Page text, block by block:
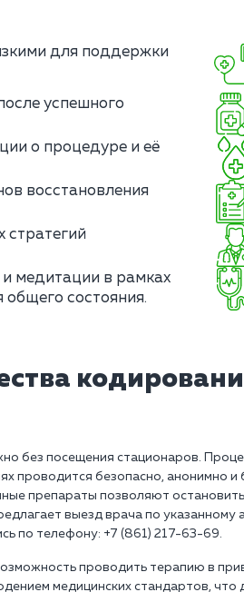
для поддержки
успешного
о процедуре и её
восстановления
стратегий
медитации в рамках
состояния.
без посещения стационаров.
проводится безопасно, анонимно и
препараты позволяют остановить
выезд врача по указанному
по телефону: +7 (861) 217-63-69.
проводить терапию в
медицинских стандартов, что